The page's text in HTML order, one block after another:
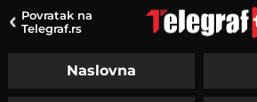
Povratak na
Telegraf.rs
Naslovna